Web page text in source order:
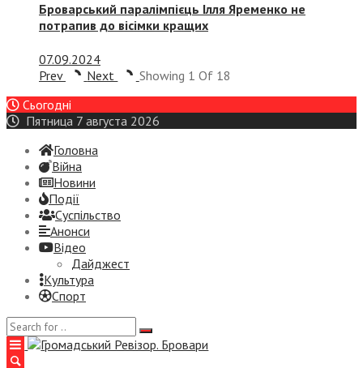
Броварський паралімпієць Ілля Яременко не
потрапив до вісімки кращих
07.09.2024
Prev
Next Showing 1 Of 18
Сьогодні
Пятница 7 августа 2026
Головна
Війна
Новини
Події
Суспiльство
Анонси
Відео
Дайджест
Культура
Спорт